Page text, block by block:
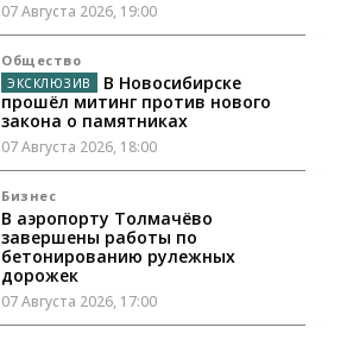
07 Августа 2026, 19:00
Общество
В Новосибирске
прошёл митинг против нового
закона о памятниках
07 Августа 2026, 18:00
Бизнес
В аэропорту Толмачёво
завершены работы по
бетонированию рулежных
дорожек
07 Августа 2026, 17:00